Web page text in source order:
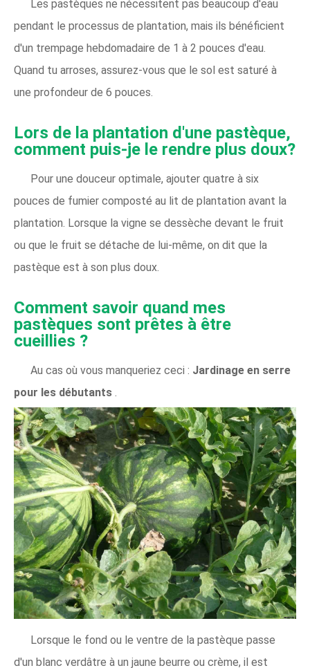
Les pastèques ne nécessitent pas beaucoup d'eau
pendant le processus de plantation, mais ils bénéficient
d'un trempage hebdomadaire de 1 à 2 pouces d'eau.
Quand tu arroses, assurez-vous que le sol est saturé à
une profondeur de 6 pouces.
Lors de la plantation d'une pastèque,
comment puis-je le rendre plus doux?
Pour une douceur optimale, ajouter quatre à six
pouces de fumier composté au lit de plantation avant la
plantation. Lorsque la vigne se dessèche devant le fruit
ou que le fruit se détache de lui-même, on dit que la
pastèque est à son plus doux.
Comment savoir quand mes
pastèques sont prêtes à être
cueillies ?
Au cas où vous manqueriez ceci : Jardinage en serre
pour les débutants
Lorsque le fond ou le ventre de la pastèque passe
d'un blanc verdâtre à un jaune beurre ou crème, il est